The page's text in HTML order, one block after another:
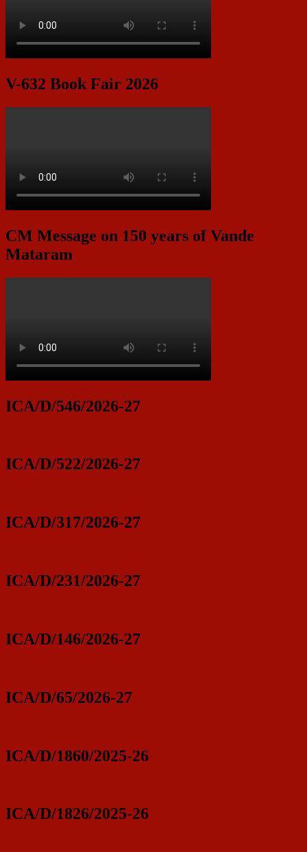
V-632 Book Fair 2026
CM Message on 150 years of Vande
Mataram
ICA/D/546/2026-27
ICA/D/522/2026-27
ICA/D/317/2026-27
ICA/D/231/2026-27
ICA/D/146/2026-27
ICA/D/65/2026-27
ICA/D/1860/2025-26
ICA/D/1826/2025-26